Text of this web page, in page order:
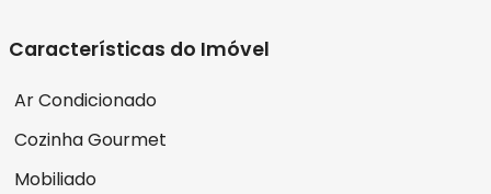
Características do Imóvel
Ar Condicionado
Cozinha Gourmet
Mobiliado